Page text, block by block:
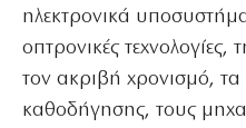
ηλεκτρονικά
οπτρονικές τεχνολογίες,
τον ακριβή χρονισμό,
καθοδήγησης, τους